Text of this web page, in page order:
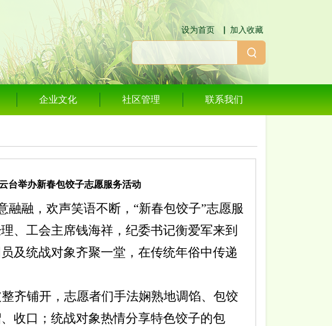
设为首页 ▕ 加入收藏
企业文化 社区管理 联系我们
举办新春包饺子志愿服务活动
融融，欢声笑语不断， “新春包饺子”志愿服
、工会主席钱海祥，纪委书记衡爱军来到
及统战对象齐聚一堂，在传统年俗中传递
齐铺开，志愿者们手法娴熟地调馅、包饺
收口；统战对象热情分享特色饺子的包